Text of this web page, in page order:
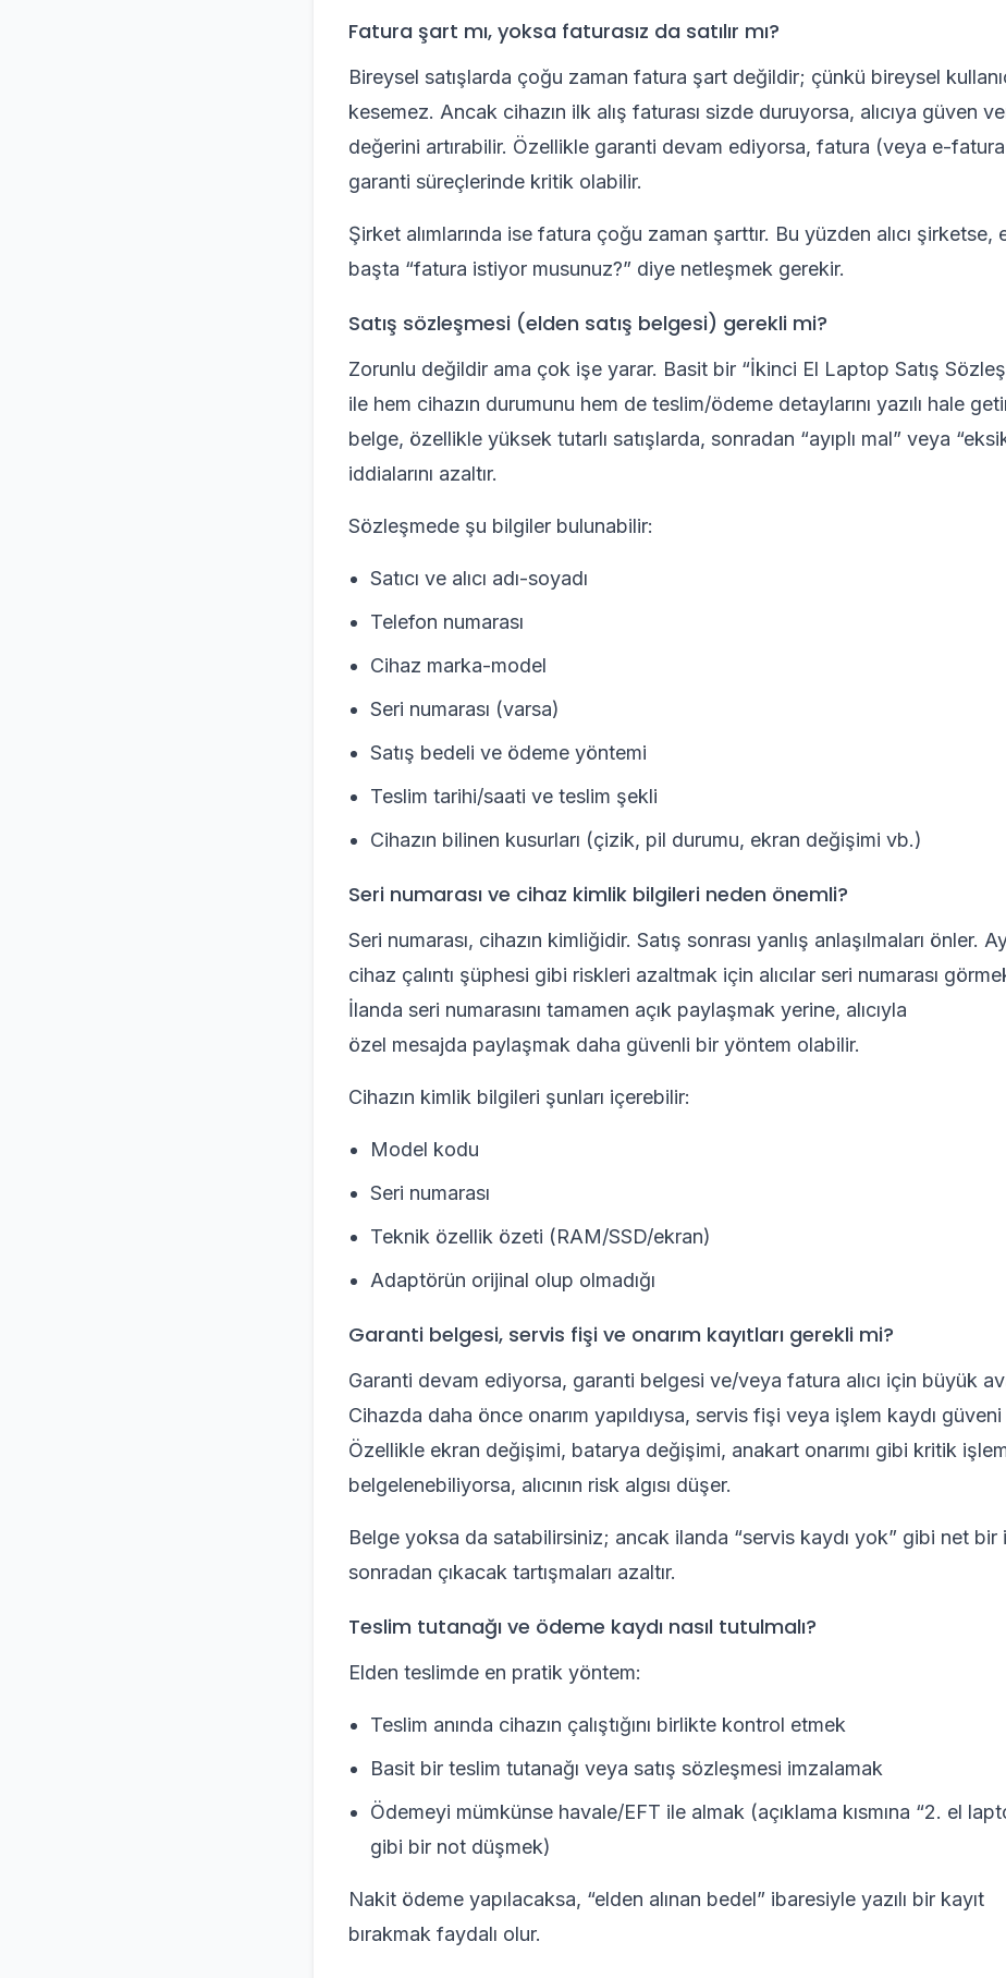
Fatura şart mı, yoksa faturasız da satılır mı?
Bireysel satışlarda çoğu zaman fatura şart değildir; çünkü bireysel
kesemez. Ancak cihazın ilk alış faturası sizde duruyorsa, alıcıya güven
değerini artırabilir. Özellikle garanti devam ediyorsa, fatura (veya e-fatura
garanti süreçlerinde kritik olabilir.
Şirket alımlarında ise fatura çoğu zaman şarttır. Bu yüzden alıcı şirketse,
başta “fatura istiyor musunuz?” diye netleşmek gerekir.
Satış sözleşmesi (elden satış belgesi) gerekli mi?
Zorunlu değildir ama çok işe yarar. Basit bir “İkinci El Laptop Satış
ile hem cihazın durumunu hem de teslim/ödeme detaylarını yazılı hale
belge, özellikle yüksek tutarlı satışlarda, sonradan “ayıplı mal” veya
iddialarını azaltır.
Sözleşmede şu bilgiler bulunabilir:
Satıcı ve alıcı adı-soyadı
Telefon numarası
Cihaz marka-model
Seri numarası (varsa)
Satış bedeli ve ödeme yöntemi
Teslim tarihi/saati ve teslim şekli
Cihazın bilinen kusurları (çizik, pil durumu, ekran değişimi vb.)
Seri numarası ve cihaz kimlik bilgileri neden önemli?
Seri numarası, cihazın kimliğidir. Satış sonrası yanlış anlaşılmaları önler.
cihaz çalıntı şüphesi gibi riskleri azaltmak için alıcılar seri numarası
İlanda seri numarasını tamamen açık paylaşmak yerine, alıcıyla
özel mesajda paylaşmak daha güvenli bir yöntem olabilir.
Cihazın kimlik bilgileri şunları içerebilir:
Model kodu
Seri numarası
Teknik özellik özeti (RAM/SSD/ekran)
Adaptörün orijinal olup olmadığı
Garanti belgesi, servis fişi ve onarım kayıtları gerekli mi?
Garanti devam ediyorsa, garanti belgesi ve/veya fatura alıcı için büyük
Cihazda daha önce onarım yapıldıysa, servis fişi veya işlem kaydı güveni
Özellikle ekran değişimi, batarya değişimi, anakart onarımı gibi kritik
belgelenebiliyorsa, alıcının risk algısı düşer.
Belge yoksa da satabilirsiniz; ancak ilanda “servis kaydı yok” gibi net bir
sonradan çıkacak tartışmaları azaltır.
Teslim tutanağı ve ödeme kaydı nasıl tutulmalı?
Elden teslimde en pratik yöntem:
Teslim anında cihazın çalıştığını birlikte kontrol etmek
Basit bir teslim tutanağı veya satış sözleşmesi imzalamak
Ödemeyi mümkünse havale/EFT ile almak (açıklama kısmına “2. el
gibi bir not düşmek)
Nakit ödeme yapılacaksa, “elden alınan bedel” ibaresiyle yazılı bir kayıt
bırakmak faydalı olur.